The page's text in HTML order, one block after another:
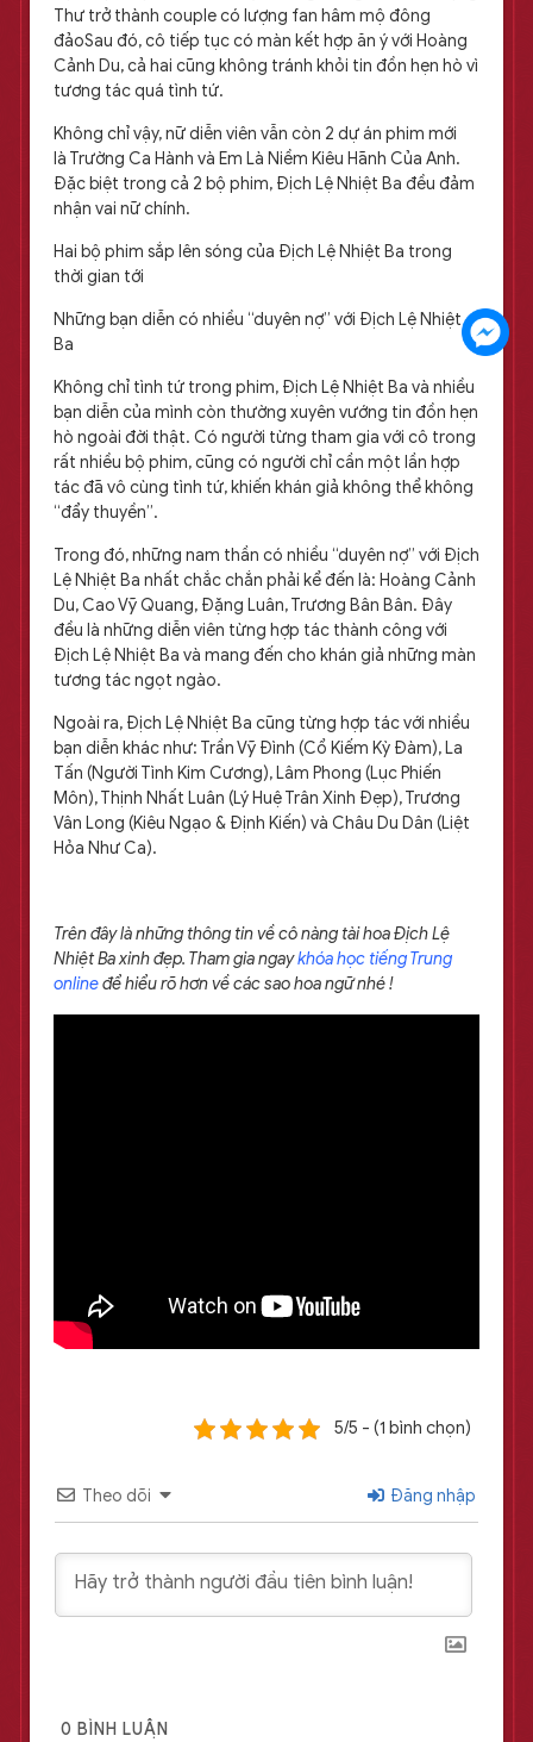
Thư trở thành couple có lượng fan hâm mộ đông
đảoSau đó, cô tiếp tục có màn kết hợp ăn ý với Hoàng
Cảnh Du, cả hai cũng không tránh khỏi tin đồn hẹn hò vì
tương tác quá tình tứ.
Không chỉ vậy, nữ diễn viên vẫn còn 2 dự án phim mới
là Trường Ca Hành và Em Là Niềm Kiêu Hãnh Của Anh.
Đặc biệt trong cả 2 bộ phim, Địch Lệ Nhiệt Ba đều đảm
nhận vai nữ chính.
Hai bộ phim sắp lên sóng của Địch Lệ Nhiệt Ba trong
thời gian tới
Những bạn diễn có nhiều “duyên nợ” với Địch Lệ Nhiệt
Ba
Không chỉ tình tứ trong phim, Địch Lệ Nhiệt Ba và nhiều
bạn diễn của mình còn thường xuyên vướng tin đồn hẹn
hò ngoài đời thật. Có người từng tham gia với cô trong
rất nhiều bộ phim, cũng có người chỉ cần một lần hợp
tác đã vô cùng tình tứ, khiến khán giả không thể không
“đẩy thuyền”.
Trong đó, những nam thần có nhiều “duyên nợ” với Địch
Lệ Nhiệt Ba nhất chắc chắn phải kể đến là: Hoàng Cảnh
Du, Cao Vỹ Quang, Đặng Luân, Trương Bân Bân. Đây
đều là những diễn viên từng hợp tác thành công với
Địch Lệ Nhiệt Ba và mang đến cho khán giả những màn
tương tác ngọt ngào.
Ngoài ra, Địch Lệ Nhiệt Ba cũng từng hợp tác với nhiều
bạn diễn khác như: Trần Vỹ Đình (Cổ Kiếm Kỳ Đàm), La
Tấn (Người Tình Kim Cương), Lâm Phong (Lục Phiến
Môn), Thịnh Nhất Luân (Lý Huệ Trân Xinh Đẹp), Trương
Vân Long (Kiêu Ngạo & Định Kiến) và Châu Du Dân (Liệt
Hỏa Như Ca).
Trên đây là những thông tin về cô nàng tài hoa Địch Lệ
Nhiệt Ba xinh đẹp. Tham gia ngaykhóa học tiếng Trung
onlineđể hiểu rõ hơn về các sao hoa ngữ nhé !
5/5 - (1 bình chọn)
Theo dõi Đăng nhập
0 BÌNH LUẬN